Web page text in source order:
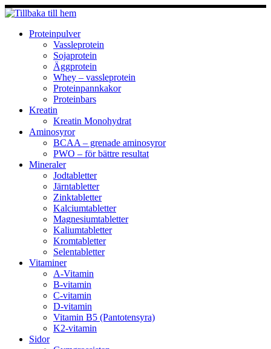
Hoppa
till
innehållProteinpulver
Vassleprotein
Sojaprotein
Äggprotein
Whey – vassleprotein
Proteinpannkakor
Proteinbars
Kreatin
Kreatin Monohydrat
Aminosyror
BCAA – grenade aminosyror
PWO – för bättre resultat
Mineraler
Jodtabletter
Järntabletter
Zinktabletter
Kalciumtabletter
Magnesiumtabletter
Kaliumtabletter
Kromtabletter
Selentabletter
Vitaminer
A-Vitamin
B-vitamin
C-vitamin
D-vitamin
Vitamin B5 (Pantotensyra)
K2-vitamin
Sidor